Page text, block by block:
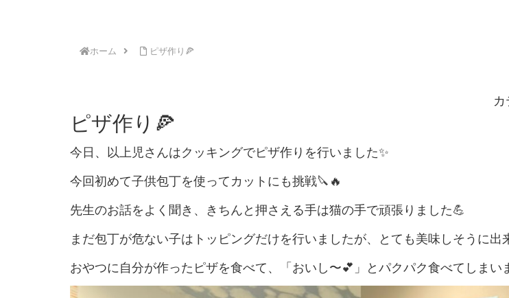
ホーム ピザ作り🍕
カ
ピザ作り🍕
今日、以上児さんはクッキングでピザ作りを行いました✨
今回初めて子供包丁を使ってカットにも挑戦🔪🔥
先生のお話をよく聞き、きちんと押さえる手は猫の手で頑張りました💪
まだ包丁が危ない子はトッピングだけを行いましたが、とても美味しそうに出
おやつに自分が作ったピザを食べて、「おいし〜💕」とパクパク食べてしまい